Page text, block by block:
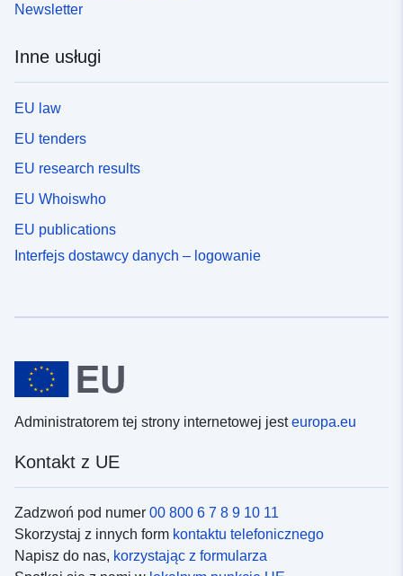
Newsletter
Inne usługi
EU law
EU tenders
EU research results
EU Whoiswho
EU publications
Interfejs dostawcy danych – logowanie
Administratorem tej strony internetowej jesteuropa.eu
Kontakt z UE
Zadzwoń pod numer 00 800 6 7 8 9 10 11
Skorzystaj z innych form kontaktu telefonicznego
Napisz do nas, korzystając z formularza